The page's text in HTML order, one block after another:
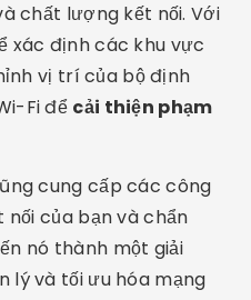
chất lượng kết nối. Với
xác định các khu vực
vị trí của bộ định
Fi để cải thiện phạm
cung cấp các công
của bạn và chẩn
nó thành một giải
lý và tối ưu hóa mạng